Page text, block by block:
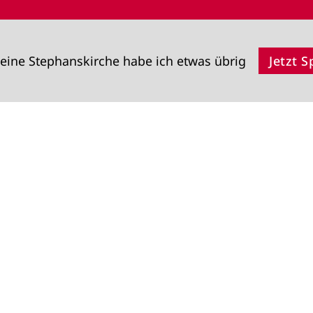
Stephanskirche habe ich etwas übrig Jetzt